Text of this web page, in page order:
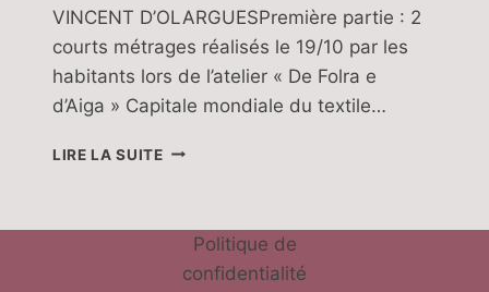
VINCENT D’OLARGUESPremière partie : 2
courts métrages réalisés le 19/10 par les
habitants lors de l’atelier « De Folra e
d’Aiga » Capitale mondiale du textile…
LIRE LA SUITEPROJECTION
Politique de
confidentialité